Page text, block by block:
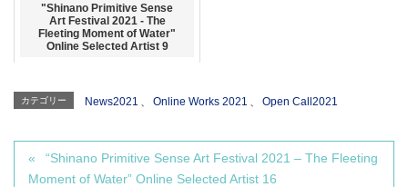
"Shinano Primitive Sense
Art Festival 2021 - The
Fleeting Moment of Water"
Online Selected Artist 9
カテゴリー News2021 Online Works 2021 Open Call2021
“Shinano Primitive Sense Art Festival 2021 – The Fleeting
Moment of Water” Online Selected Artist 16